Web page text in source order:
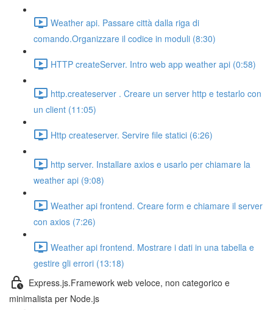
Weather api. Passare città dalla riga di
comando.Organizzare il codice in moduli (8:30)
HTTP createServer. Intro web app weather api (0:58)
http.createserver . Creare un server http e testarlo con
un client (11:05)
Http createserver. Servire file statici (6:26)
http server. Installare axios e usarlo per chiamare la
weather api (9:08)
Weather api frontend. Creare form e chiamare il server
con axios (7:26)
Weather api frontend. Mostrare i dati in una tabella e
gestire gli errori (13:18)
Express.js.Framework web veloce, non categorico e
minimalista per Node.js